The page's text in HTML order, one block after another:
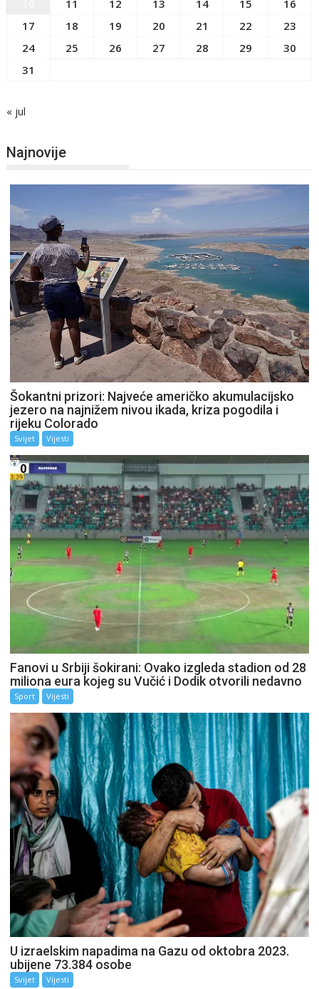
11 12 13 14 15
16
17
18 19 20 21 22
23
24
25 26 27 28 29
30
31
« jul
Najnovije
Šokantni prizori: Najveće američko akumulacijsko
jezero na najnižem nivou ikada, kriza pogodila i
rijeku Colorado
Svijet Vijesti
Fanovi u Srbiji šokirani: Ovako izgleda stadion od 28
miliona eura kojeg su Vučić i Dodik otvorili nedavno
Sport Vijesti
U izraelskim napadima na Gazu od oktobra 2023.
ubijene 73.384 osobe
Svijet Vijesti